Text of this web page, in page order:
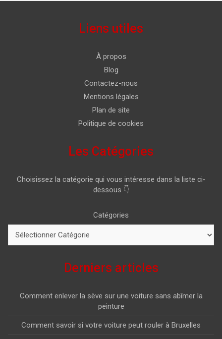
Liens utiles
À propos
Blog
Contactez-nous
Mentions légales
Plan de site
Politique de cookies
Les Catégories
Choisissez la catégorie qui vous intéresse dans la liste ci-
dessous 👇
Catégories
Derniers articles
Comment enlever la sève sur une voiture sans abîmer la
peinture
Comment savoir si votre voiture peut rouler à Bruxelles